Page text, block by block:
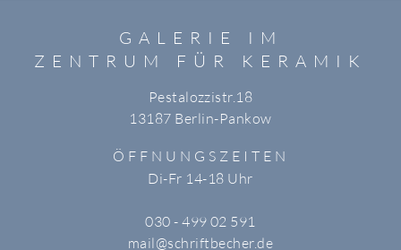
GALERIE IM
ZENTRUM FÜR KERAMIK
Pestalozzistr.18
13187 Berlin-Pankow
ÖFFNUNGSZEITEN
Di-Fr 14-18 Uhr
030 - 499 02 591
mail@schriftbecher.de